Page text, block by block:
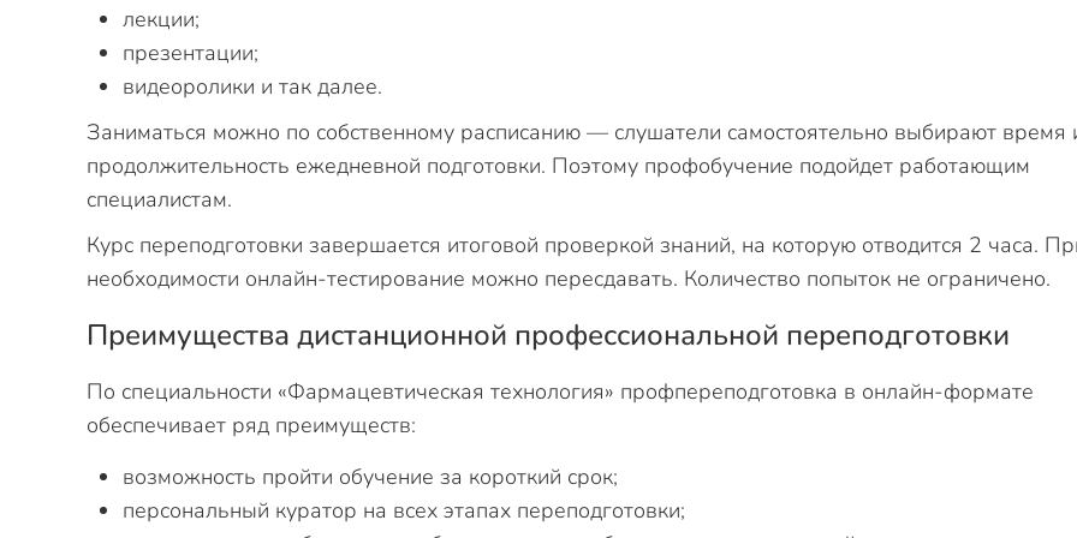
лекции;
презентации;
видеоролики и так далее.
Заниматься можно по собственному расписанию — слушатели самостоятельно выбирают время
продолжительность ежедневной подготовки. Поэтому профобучение подойдет работающим
специалистам.
Курс переподготовки завершается итоговой проверкой знаний, на которую отводится 2 часа.
необходимости онлайн-тестирование можно пересдавать. Количество попыток не ограничено.
Преимущества дистанционной профессиональной переподготовки
По специальности «Фармацевтическая технология» профпереподготовка в онлайн-формате
обеспечивает ряд преимуществ:
возможность пройти обучение за короткий срок;
персональный куратор на всех этапах переподготовки;